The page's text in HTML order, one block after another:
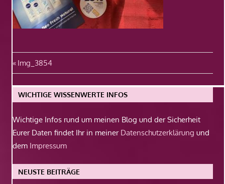
Beitragsnavigation
Vorheriger
Beitrag:
Img_3854
WICHTIGE WISSENWERTE INFOS
Wichtige Infos rund um meinen Blog und der Sicherheit
Eurer Daten findet Ihr in meiner Datenschutzerklärung und
dem Impressum
NEUSTE BEITRÄGE